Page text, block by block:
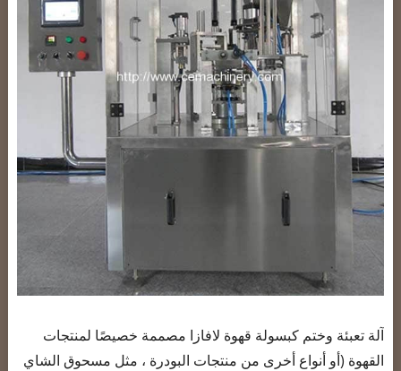
آلة تعبئة وختم كبسولة قهوة لافازا مصممة خصيصًا لمنتجات
القهوة (أو أنواع أخرى من منتجات البودرة ، مثل مسحوق الشاي